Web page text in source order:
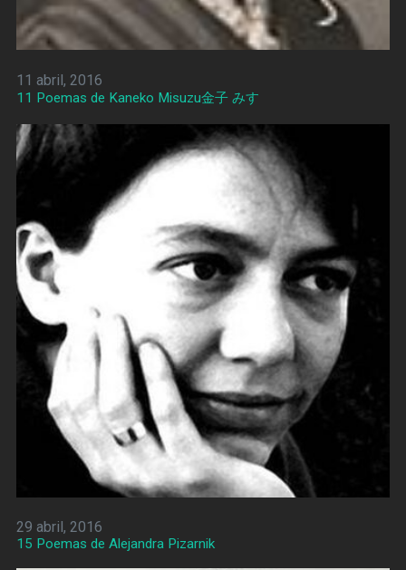
11 abril, 2016
11 Poemas de Kaneko Misuzu金子 みすゞ
29 abril, 2016
15 Poemas de Alejandra Pizarnik